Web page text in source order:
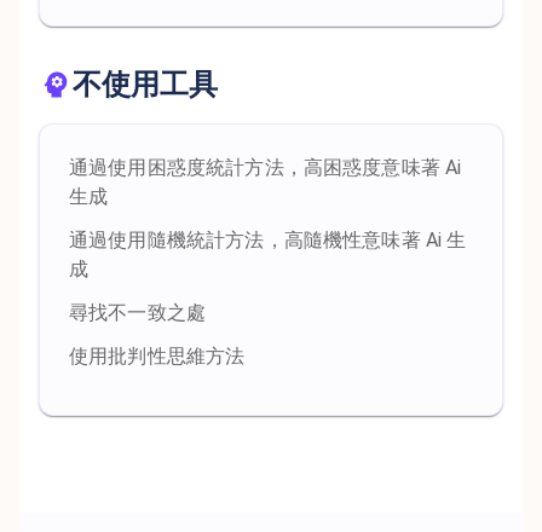
不使用工具
通過使用困惑度統計方法，高困惑度意味著 Ai
生成
通過使用隨機統計方法，高隨機性意味著 Ai 生
成
尋找不一致之處
使用批判性思維方法